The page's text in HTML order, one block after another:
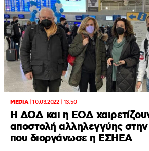
MEDIA|10.03.2022 | 13:50
Η ΔΟΔ και η ΕΟΔ
αποστολή αλληλεγγύης
που διοργάνωσε η ΕΣΗΕΑ